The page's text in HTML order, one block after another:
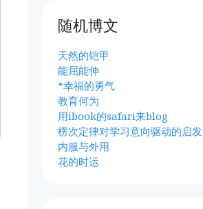
随机博文
天然的铠甲
能屈能伸
*幸福的勇气
教育何为
用ibook的safari来blog
楞次定律对学习意向驱动的启发
内服与外用
花的时运